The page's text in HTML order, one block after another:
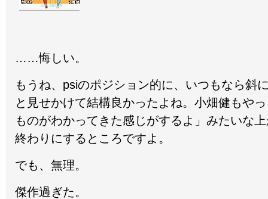
……悔しい。
もうね、psiのポジション的に、いつもなら斜
と見せかけて結構良かったよね。小畑健もや
ものがわかってきた感じがするよ」みたいな
終わりにするところですよ。
でも、無理。
傑作過ぎた。